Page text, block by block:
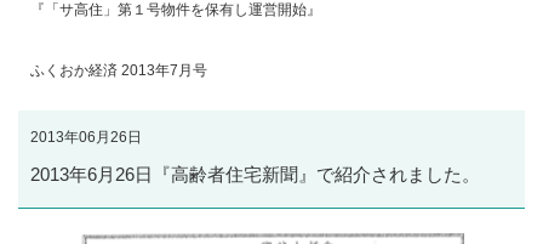
『「サ高住」第１号物件を保有し運営開始』
ふくおか経済 2013年7月号
2013年06月26日
2013年6月26日『高齢者住宅新聞』で紹介されました。